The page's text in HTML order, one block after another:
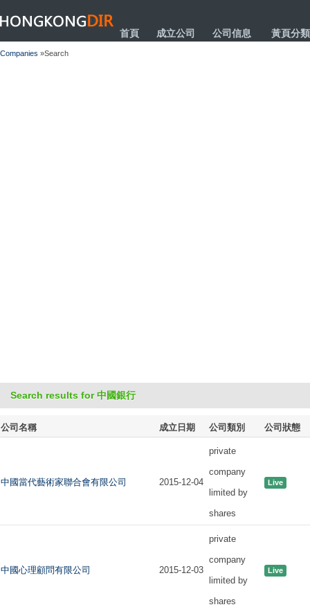
HONGKONGDIR
首頁 成立公司 公司信息 黃頁分類
Companies »Search
Search results for 中國銀行
公司名稱 成立日期 公司類別 公司狀態
中國當代藝術家聯合會有限公司 2015-12-04
private
company
limited by
shares
Live
中國心理顧問有限公司 2015-12-03
private
company
limited by
shares
Live